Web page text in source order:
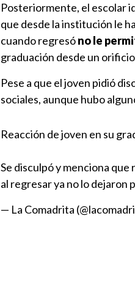
Posteriormente, el escolar
que desde la institución le
cuando regresóno le
graduación desde un
Pese a que el joven pidió
sociales, aunque hubo
Reacción de joven en su
Se disculpó y menciona
al regresar ya no lo dejaron
— La Comadrita